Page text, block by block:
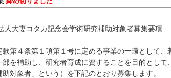
大妻コタカ記念会学術研究補助対象者募集要項
第４条第１項第１号に定める事業の一環として、
を補助し、研究者育成に資することを目的として
対象者」という）を下記のとおり募集します。